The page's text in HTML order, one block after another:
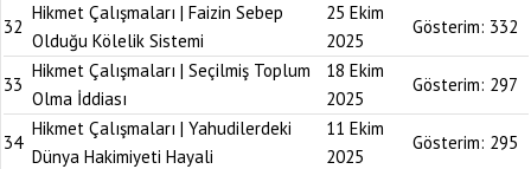
32
Hikmet Çalışmaları | Faizin Sebep
Olduğu Kölelik Sistemi
25 Ekim
2025
Gösterim: 332
33
Hikmet Çalışmaları | Seçilmiş Toplum
Olma İddiası
18 Ekim
2025
Gösterim: 297
34
Hikmet Çalışmaları | Yahudilerdeki
Dünya Hakimiyeti Hayali
11 Ekim
2025
Gösterim: 295